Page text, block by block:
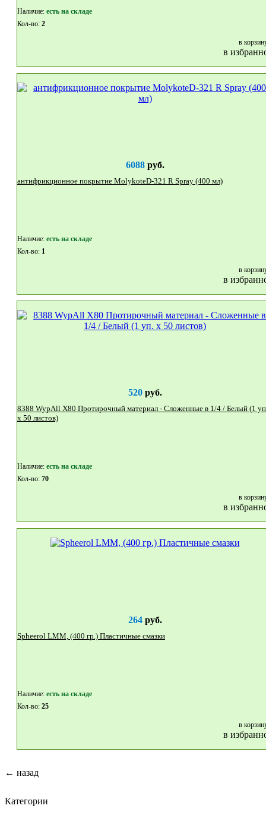
Наличие: eсть на складе
Кол-во: 2
в
в
6088руб.
антифрикционное покрытие MolykoteD-321 R Spray (400 мл)
Наличие: eсть на складе
Кол-во: 1
в
в
520руб.
8388 WypAll X80 Протирочный материал - Сложенные в 1/4 / Белый (1 уп.
x 50 листов)
Наличие: eсть на складе
Кол-во: 70
в
в
264руб.
Spheerol LMM, (400 гр.) Пластичные смазки
Наличие: eсть на складе
Кол-во: 25
в
в
← назад
Категории